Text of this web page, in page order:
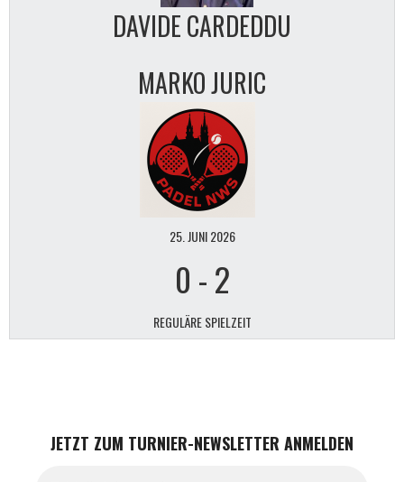
DAVIDE CARDEDDU
MARKO JURIC
25. JUNI 2026
0 -2
REGULÄRE SPIELZEIT
JETZT ZUM TURNIER-NEWSLETTER ANMELDEN